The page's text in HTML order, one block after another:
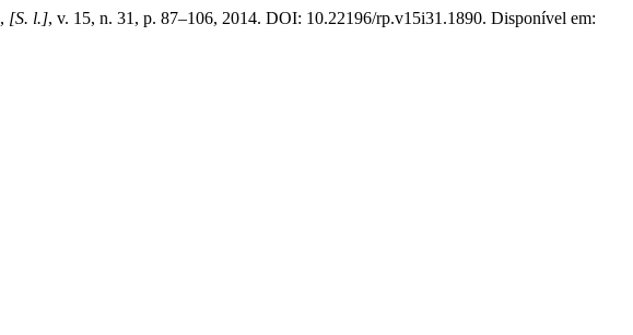
, [S. l.], v. 15, n. 31, p. 87–106, 2014. DOI: 10.22196/rp.v15i31.1890. Disponível em: